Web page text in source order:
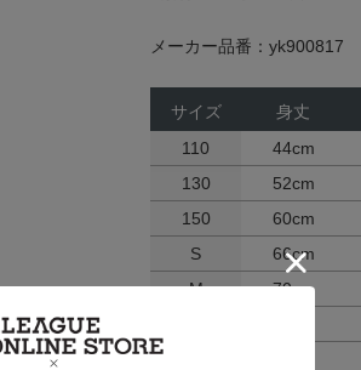
メーカー品番：yk900817
サイズ 身丈
110
44cm
130
52cm
150
60cm
S
66cm
M
70cm